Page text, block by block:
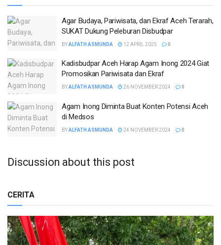
Agar Budaya, Pariwisata, dan Ekraf Aceh Terarah,
SUKAT Dukung Peleburan Disbudpar
BYALFATH ASMUNDA 12 APRIL 2025 0
Kadisbudpar Aceh Harap Agam Inong 2024 Giat
Promosikan Pariwisata dan Ekraf
BYALFATH ASMUNDA 26 NOVEMBER 2024 0
Agam Inong Diminta Buat Konten Potensi Aceh
di Medsos
BYALFATH ASMUNDA 24 NOVEMBER 2024 0
Discussion about this post
CERITA